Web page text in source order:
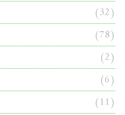
(32)
(78)
(2)
(6)
(11)